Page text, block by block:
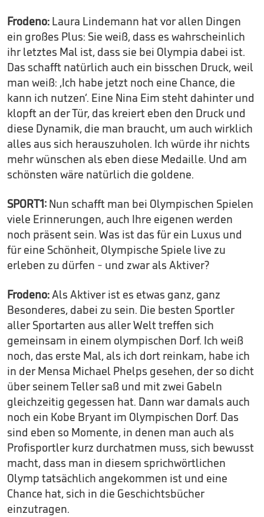
Frodeno: Laura Lindemann hat vor allen Dingen
ein großes Plus: Sie weiß, dass es wahrscheinlich
ihr letztes Mal ist, dass sie bei Olympia dabei ist.
Das schafft natürlich auch ein bisschen Druck, weil
man weiß: ‚Ich habe jetzt noch eine Chance, die
kann ich nutzen‘. Eine Nina Eim steht dahinter und
klopft an der Tür, das kreiert eben den Druck und
diese Dynamik, die man braucht, um auch wirklich
alles aus sich herauszuholen. Ich würde ihr nichts
mehr wünschen als eben diese Medaille. Und am
schönsten wäre natürlich die goldene.
SPORT1: Nun schafft man bei Olympischen Spielen
viele Erinnerungen, auch Ihre eigenen werden
noch präsent sein. Was ist das für ein Luxus und
für eine Schönheit, Olympische Spiele live zu
erleben zu dürfen - und zwar als Aktiver?
Frodeno:Als Aktiver ist es etwas ganz, ganz
Besonderes, dabei zu sein. Die besten Sportler
aller Sportarten aus aller Welt treffen sich
gemeinsam in einem olympischen Dorf. Ich weiß
noch, das erste Mal, als ich dort reinkam, habe ich
in der Mensa Michael Phelps gesehen, der so dicht
über seinem Teller saß und mit zwei Gabeln
gleichzeitig gegessen hat. Dann war damals auch
noch ein Kobe Bryant im Olympischen Dorf. Das
sind eben so Momente, in denen man auch als
Profisportler kurz durchatmen muss, sich bewusst
macht, dass man in diesem sprichwörtlichen
Olymp tatsächlich angekommen ist und eine
Chance hat, sich in die Geschichtsbücher
einzutragen.